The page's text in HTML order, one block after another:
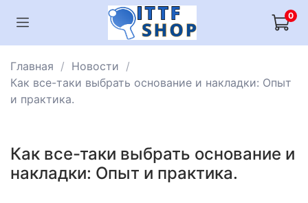
0
Главная
Новости
Как все-таки выбрать основание и накладки: Опыт
и практика.
Как все-таки выбрать основание и
накладки: Опыт и практика.